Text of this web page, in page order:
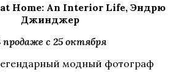
at Home: An Interior Life, Эндрю
Джинджер
продаже с 25 октября
модный фотограф